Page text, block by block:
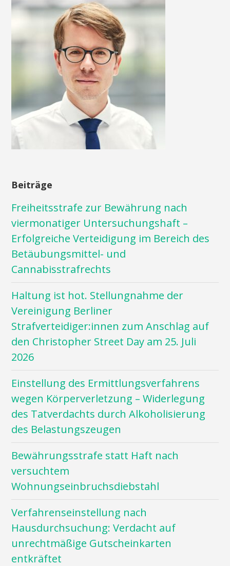
Beiträge
Freiheitsstrafe zur Bewährung nach
viermonatiger Untersuchungshaft –
Erfolgreiche Verteidigung im Bereich des
Betäubungsmittel- und
Cannabisstrafrechts
Haltung ist hot. Stellungnahme der
Vereinigung Berliner
Strafverteidiger:innen zum Anschlag auf
den Christopher Street Day am 25. Juli
2026
Einstellung des Ermittlungsverfahrens
wegen Körperverletzung – Widerlegung
des Tatverdachts durch Alkoholisierung
des Belastungszeugen
Bewährungsstrafe statt Haft nach
versuchtem
Wohnungseinbruchsdiebstahl
Verfahrenseinstellung nach
Hausdurchsuchung: Verdacht auf
unrechtmäßige Gutscheinkarten
entkräftet